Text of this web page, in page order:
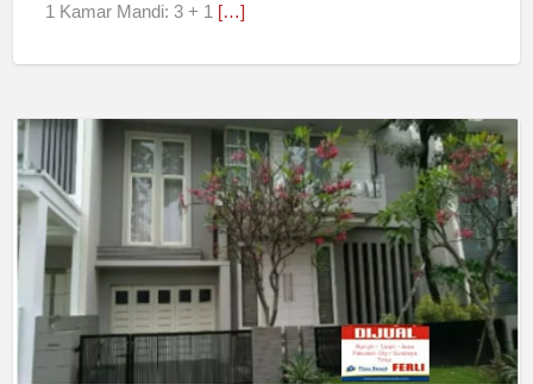
1 Kamar Mandi: 3 + 1 […]
Rumah
Bagus
Pakuwon
City